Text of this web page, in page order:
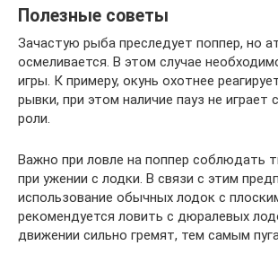
Полезные советы
Зачастую рыба преследует поппер, но
осмеливается. В этом случае
игры. К примеру, окунь охотнее
рывки, при этом наличие пауз не играет
роли.
Важно при ловле на поппер соблюдать
при ужении с лодки. В связи с этим
использование обычных лодок с
рекомендуется ловить с дюралевых
движении сильно гремят, тем самым